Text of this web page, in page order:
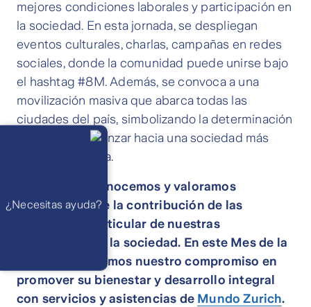
mejores condiciones laborales y participación en
la sociedad. En esta jornada, se despliegan
eventos culturales, charlas, campañas en redes
sociales, donde la comunidad puede unirse bajo
el hashtag #8M. Además, se convoca a una
movilización masiva que abarca todas las
ciudades del país, simbolizando la determinación
colectiva de avanzar hacia una sociedad más
justa e igualitaria.
En Zurich, reconocemos y valoramos
profundamente la contribución de las
mujeres, en particular de nuestras
aseguradas, en la sociedad. En este Mes de la
Mujer, reafirmamos nuestro compromiso en
promover su bienestar y desarrollo integral
con servicios y asistencias de Mundo Zurich.
¿Necesitas ayuda?
WhatsApp
Atención 24